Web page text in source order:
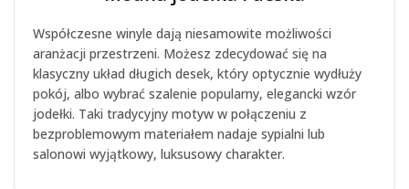
Współczesne winyle dają niesamowite możliwości
aranżacji przestrzeni. Możesz zdecydować się na
klasyczny układ długich desek, który optycznie wydłuży
pokój, albo wybrać szalenie popularny, elegancki wzór
jodełki. Taki tradycyjny motyw w połączeniu z
bezproblemowym materiałem nadaje sypialni lub
salonowi wyjątkowy, luksusowy charakter.